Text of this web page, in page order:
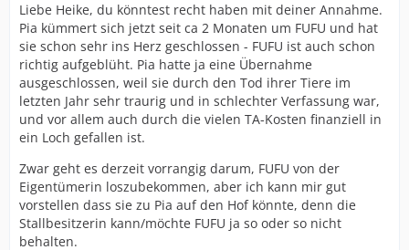
Liebe Heike, du könntest recht haben mit deiner Annahme.
Pia kümmert sich jetzt seit ca 2 Monaten um FUFU und hat
sie schon sehr ins Herz geschlossen - FUFU ist auch schon
richtig aufgeblüht. Pia hatte ja eine Übernahme
ausgeschlossen, weil sie durch den Tod ihrer Tiere im
letzten Jahr sehr traurig und in schlechter Verfassung war,
und vor allem auch durch die vielen TA-Kosten finanziell in
ein Loch gefallen ist.
Zwar geht es derzeit vorrangig darum, FUFU von der
Eigentümerin loszubekommen, aber ich kann mir gut
vorstellen dass sie zu Pia auf den Hof könnte, denn die
Stallbesitzerin kann/möchte FUFU ja so oder so nicht
behalten.